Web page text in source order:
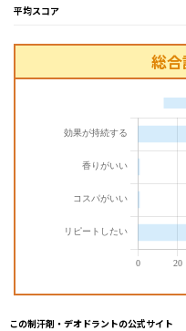
平均スコア
総
この制汗剤・デオドラントの公式サイト